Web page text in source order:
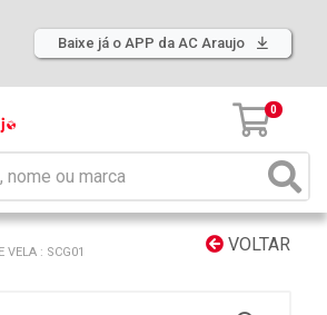
Baixe já o APP da AC Araujo
0
VOLTAR
VELA : SCG01